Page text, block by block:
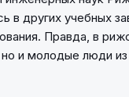
в других учебных
Правда, в
и молодые люди из